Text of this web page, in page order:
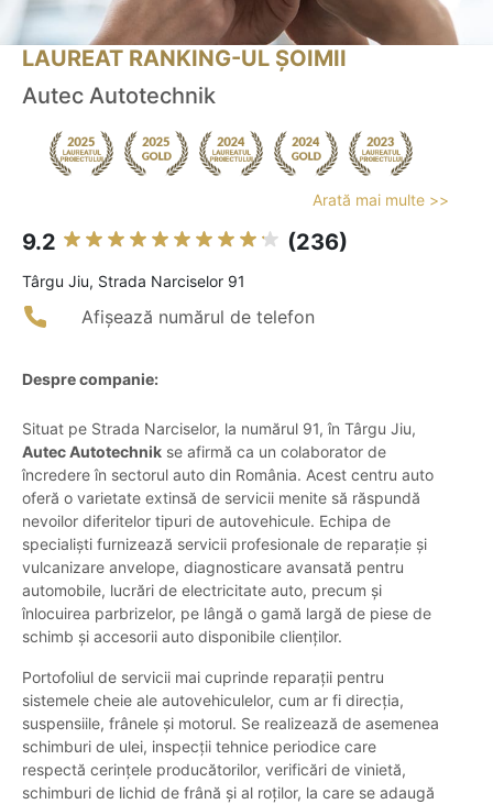
LAUREAT RANKING-UL ȘOIMII
Autec Autotechnik
Arată mai multe >>
9.2 (236)
Târgu Jiu, Strada Narciselor 91
Afișează numărul de telefon
Despre companie:
Situat pe Strada Narciselor, la numărul 91, în Târgu Jiu,
Autec Autotechnik se afirmă ca un colaborator de
încredere în sectorul auto din România. Acest centru auto
oferă o varietate extinsă de servicii menite să răspundă
nevoilor diferitelor tipuri de autovehicule. Echipa de
specialiști furnizează servicii profesionale de reparație și
vulcanizare anvelope, diagnosticare avansată pentru
automobile, lucrări de electricitate auto, precum și
înlocuirea parbrizelor, pe lângă o gamă largă de piese de
schimb și accesorii auto disponibile clienților.
Portofoliul de servicii mai cuprinde reparații pentru
sistemele cheie ale autovehiculelor, cum ar fi direcția,
suspensiile, frânele și motorul. Se realizează de asemenea
schimburi de ulei, inspecții tehnice periodice care
respectă cerințele producătorilor, verificări de vinietă,
schimburi de lichid de frână și al roților, la care se adaugă